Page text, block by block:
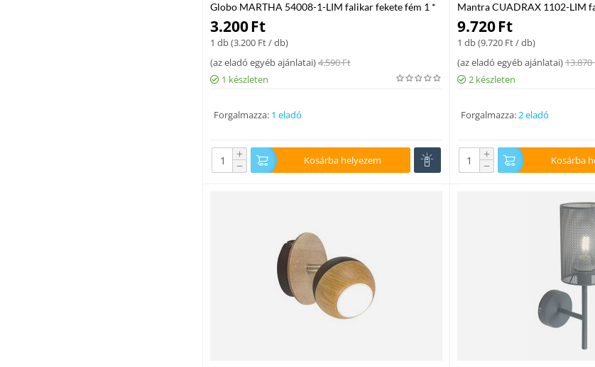
Globo MARTHA 54008-1-LIM falikar fekete fém 1 *
E27 max. 60 W E27 IP20
3.200Ft
1 db (3.200 Ft/ db)
(az eladó egyéb ajánlatai)4.590Ft
1 készleten
Forgalmazza: 1 eladó
+
− Kosárba helyezem
Mantra CUADRAX 1102-LIM
1xG9 max. 33 W G9 IP20
9.720Ft
1 db (9.720Ft/ db)
(az eladó egyéb ajánlatai)13.870
2 készleten
Forgalmazza: 2 eladó
+
− Kosárba